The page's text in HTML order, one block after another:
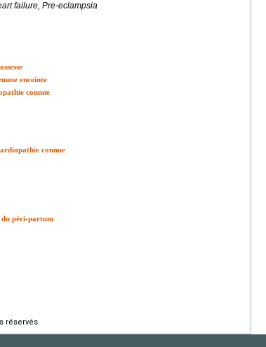
failure, Pre-eclampsia
enceinte
connue
connue
du péri-partum
réservés.